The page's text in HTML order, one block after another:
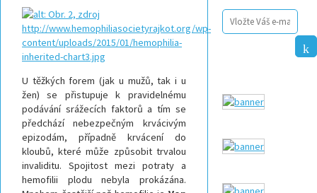
U těžkých forem (jak u mužů, tak i u
žen) se přistupuje k pravidelnému
podávání srážecích faktorů a tím se
předchází nebezpečným krvácivým
epizodám, případně krvácení do
kloubů, které může způsobit trvalou
invaliditu. Spojitost mezi potraty a
hemofilii plodu nebyla prokázána.